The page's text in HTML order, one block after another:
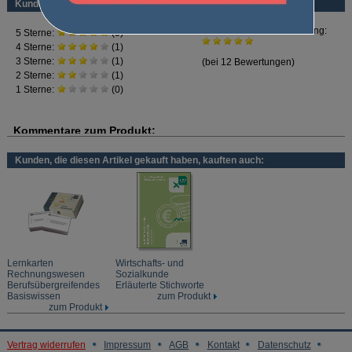
Arbeitsorganisation, Kooperation
Informations- und Kommunikationssysteme
Stellung des Ausbildungsbetriebes am Markt
Marketing, Kundenorientierte Kommunikation
Rechtliche Rahmenbedingungen
Warenwirtschaft
Drogist / Drogistin
Florist / Floristin
Gestalter / Gestalterin für visuelles Marketing
Kaufmann / Kauffrau für Dialogmarketing
Kaufmann / Kauffrau im Gesundheitswesen
Servicefachkraft für Dialogmarketing
Sportfachmann / Sportfachfrau
Veranstaltungskaufmann / Veranstaltungskauffrau
und weitere kaufmännische und kaufmännisch-verwandte Berufe
Kundenbewertung
Kunden, die diesen Artikel gekauft haben, kauften auch:
Lernkarten
Rechnungswesen
Berufsübergreifendes
Basiswissen
zum Produkt
Wirtschafts- und
Sozialkunde
Erläuterte Stichworte
zum Produkt
Vertrag widerrufen Impressum AGB Kontakt Datenschutz